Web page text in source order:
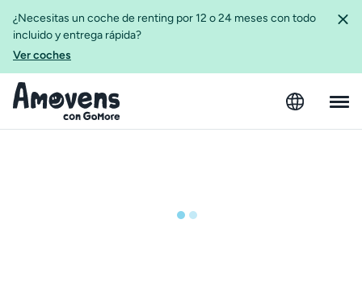
¿Necesitas un coche de renting por 12 o 24 meses con todo
incluido y entrega rápida?
Ver coches